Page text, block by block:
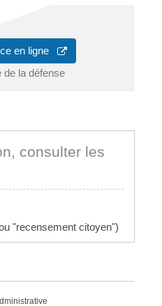
en ligne
de la défense
consulter les
"recensement citoyen")